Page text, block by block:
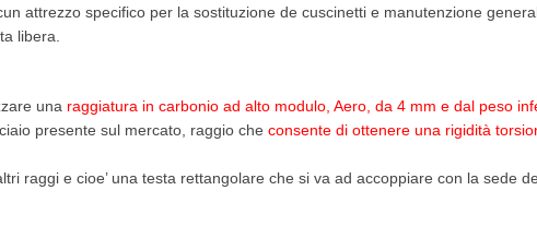
attrezzo specifico per la sostituzione de cuscinetti e manutenzione
libera.
una raggiatura in carbonio ad alto modulo, Aero, da 4 mm e dal peso
presente sul mercato, raggio che consente di ottenere una rigidità
raggi e cioe’ una testa rettangolare che si va ad accoppiare con la sede